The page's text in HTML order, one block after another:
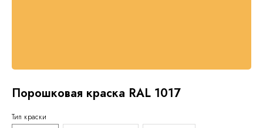
Порошковая краска RAL 1017
Тип краски